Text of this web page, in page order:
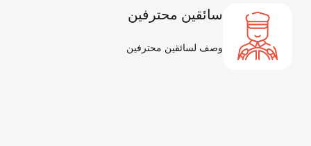
سائقين محترفين
وصف لسائقين محترفين